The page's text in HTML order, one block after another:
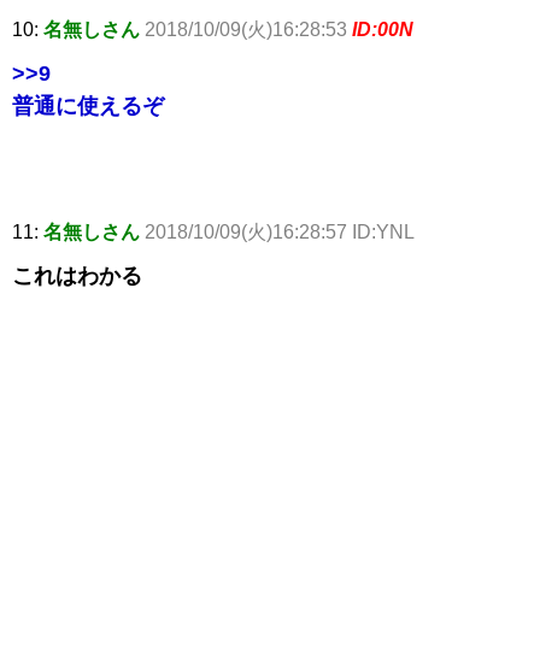
10: 名無しさん 2018/10/09(火)16:28:53 ID:00N
>>9
普通に使えるぞ
11: 名無しさん 2018/10/09(火)16:28:57 ID:YNL
これはわかる